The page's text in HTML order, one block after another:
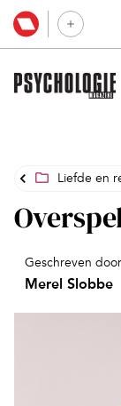
Liefde en
Geschreven door
Merel Slobbe